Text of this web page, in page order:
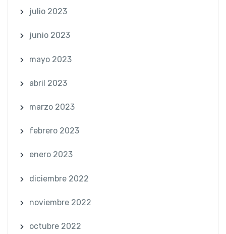
julio 2023
junio 2023
mayo 2023
abril 2023
marzo 2023
febrero 2023
enero 2023
diciembre 2022
noviembre 2022
octubre 2022